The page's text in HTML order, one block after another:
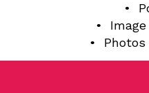
•
•
• Photos